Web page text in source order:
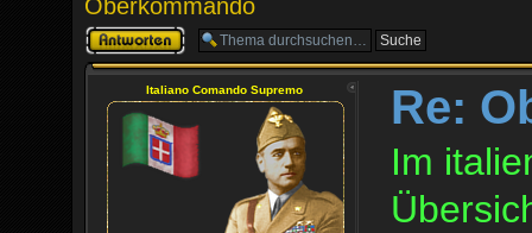
Oberkommando
Antwort erstellen
Italiano Comando Supremo Re:
Im